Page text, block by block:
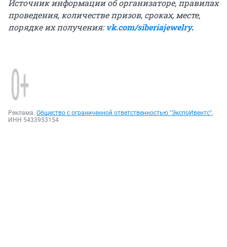
Источник информации об организаторе, правилах
проведения, количестве призов, сроках, месте,
порядке их получения:vk.com/siberiajewelry.
Реклама. Общество с ограниченной ответственностью "ЭкспоИвентс",
ИНН 5433953154